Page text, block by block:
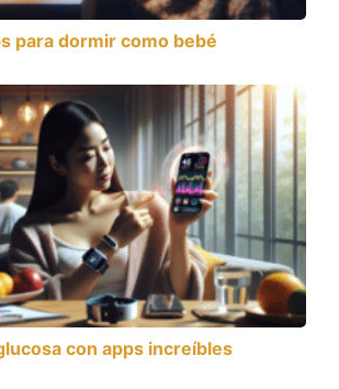
para dormir como bebé
con apps increíbles